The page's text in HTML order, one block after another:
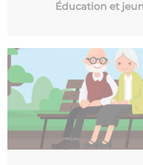
Éducation et